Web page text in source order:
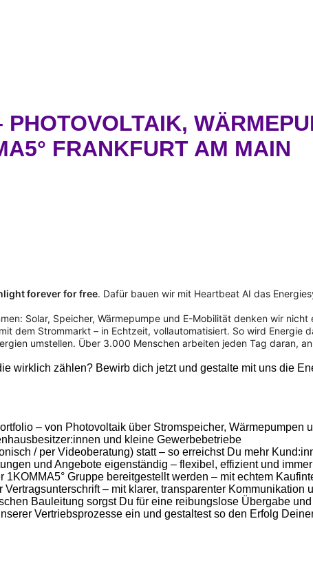
FRANKFURT AM MAIN
forever for free. Dafür bauen wir mit Heartbeat AI das
Solar, Speicher, Wärmepumpe und E-Mobilität denken wir
dem Strommarkt – in Echtzeit, vollautomatisiert. So wird
umstellen. Über 3.000 Menschen arbeiten jeden Tag daran,
wirklich zählen? Bewirb dich jetzt und gestalte mit uns die
– von Photovoltaik über Stromspeicher, Wärmepumpen
und kleine Gewerbebetriebe
/ per Videoberatung) statt – so erreichst Du mehr
und Angebote eigenständig – flexibel, effizient und
Gruppe bereitgestellt werden – mit echtem
– mit klarer, transparenter Kommunikation
Bauleitung sorgst Du für eine reibungslose Übergabe
Vertriebsprozesse ein und gestaltest so den Erfolg